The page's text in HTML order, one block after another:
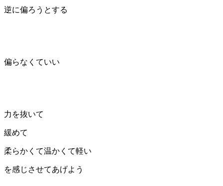
逆に偏ろうとする
偏らなくていい
力を抜いて
緩めて
柔らかくて温かくて軽い
を感じさせてあげよう